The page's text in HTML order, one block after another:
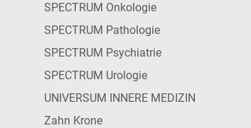
SPECTRUM Onkologie
SPECTRUM Pathologie
SPECTRUM Psychiatrie
SPECTRUM Urologie
UNIVERSUM INNERE MEDIZIN
Zahn Krone